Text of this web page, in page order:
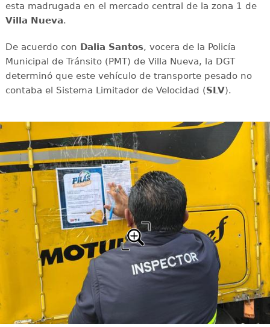
esta madrugada en el mercado central de la zona 1 de
Villa Nueva.
De acuerdo con Dalia Santos, vocera de la Policía
Municipal de Tránsito (PMT) de Villa Nueva, la DGT
determinó que este vehículo de transporte pesado no
contaba el Sistema Limitador de Velocidad (SLV).